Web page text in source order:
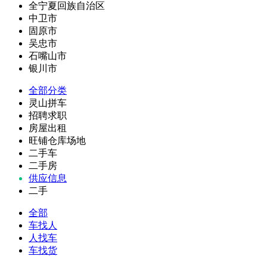
全宁夏回族自治区
中卫市
固原市
吴忠市
石嘴山市
银川市
全部分类
灵山拼车
招聘求职
房屋出租
旺铺仓库场地
二手车
二手房
供应信息
二手
全部
车找人
人找车
车找货